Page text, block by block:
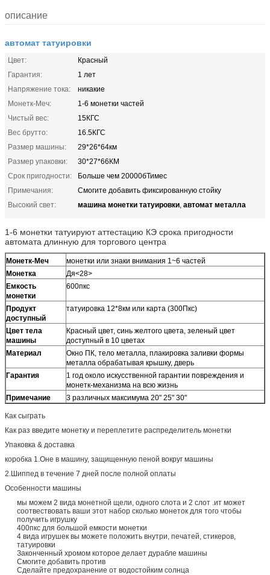
описание
автомат татуировки
Цвет:
Красный
Гарантия:
1 лет
Напряжение тока:
никакие
Монетк-Меч:
1-6 монетки частей
Чистый вес:
15КГС
Вес брутто:
16.5КГС
Размер машины:
29*26*64км
Размер упаковки:
30*27*66КМ
Срок пригодности:
Больше чем 20000бТимес
Примечания:
Смогите добавить фиксированную стойку
Высокий свет:
машина монетки татуировки, автомат металла
1-6 монетки татуируют аттестацию КЭ срока пригодности
автомата длинную для торгового центра
Монетк-Меч
монетки или знаки внимания 1~6 частей
Монетка
Дя<28>
Емкость
монетки
600пкс
Продукт
доступный
татуировка 12*8км или карта (300Пкс)
Цвет тела
машины
Красный цвет, синь желтого цвета, зеленый цвет
доступный в 10 цветах
Материал
Окно ПК, тело металла, плакировка заливки формы
металла обрабатывая крышку, дверь
Гарантия
1 год около искусственной гарантии повреждения и
монетк-механизма на всю жизнь
Примечание
3 различных максимума 20" 25" 30"
Как сыграть
Как раз введите монетку и переплетите распределитель монетки
Упаковка & доставка
коробка 1.Оне в машину, защищенную пеной вокруг машины
2.Шиппед в течение 7 дней после полной оплаты
Особенности машины
мы можем 2 вида монетной щели, одного слота и 2 слот .ит может
соотвествовать ваши этот набор сколько монеток для того чтобы
получить игрушку
400пкс для большой емкости монетки
4 вида игрушек вы можете положить внутри, печатей, стикеров,
татуировки
Законченный хромом которое делает дурабле машины
Смогите добавить против
Сделайте предохранение от водостойким солнца